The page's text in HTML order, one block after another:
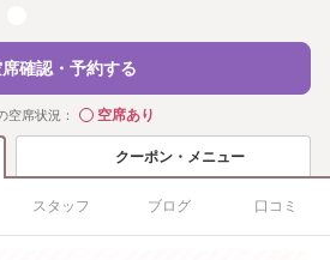
席確認・予約する
空席状況： ◯空席あり
クーポン・メニュー
スタッフ ブログ 口コミ